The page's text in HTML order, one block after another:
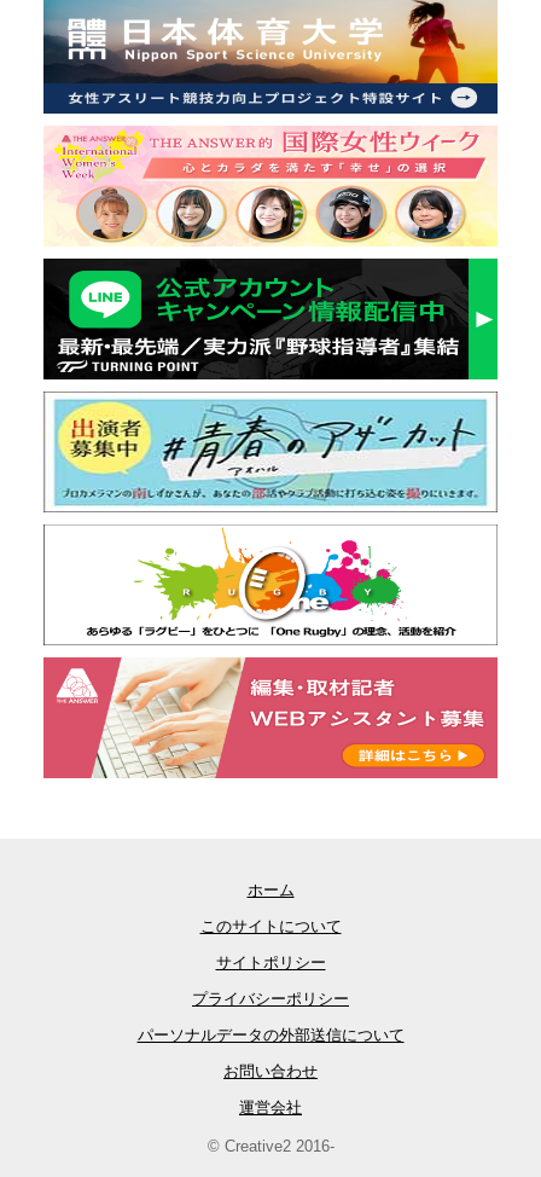
ホーム
このサイトについて
サイトポリシー
プライバシーポリシー
パーソナルデータの外部送信について
お問い合わせ
運営会社
© Creative2 2016-